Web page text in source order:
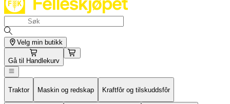
Velg min butikk
Gå til Handlekurv
Traktor Maskin og redskap Kraftfôr og tilskuddsfôr